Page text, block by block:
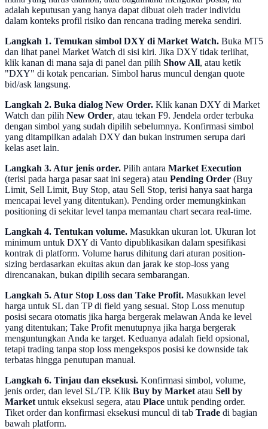
adalah keputusan yang hanya dapat dibuat oleh trader individu
dalam konteks profil risiko dan rencana trading mereka sendiri.
Langkah 1. Temukan simbol DXY di Market Watch. Buka MT5
dan lihat panel Market Watch di sisi kiri. Jika DXY tidak terlihat,
klik kanan di mana saja di panel dan pilih Show All, atau ketik
"DXY" di kotak pencarian. Simbol harus muncul dengan quote
bid/ask langsung.
Langkah 2. Buka dialog New Order. Klik kanan DXY di Market
Watch dan pilih New Order, atau tekan F9. Jendela order terbuka
dengan simbol yang sudah dipilih sebelumnya. Konfirmasi simbol
yang ditampilkan adalah DXY dan bukan instrumen serupa dari
kelas aset lain.
Langkah 3. Atur jenis order. Pilih antara Market Execution
(terisi pada harga pasar saat ini segera) atau Pending Order (Buy
Limit, Sell Limit, Buy Stop, atau Sell Stop, terisi hanya saat harga
mencapai level yang ditentukan). Pending order memungkinkan
positioning di sekitar level tanpa memantau chart secara real-time.
Langkah 4. Tentukan volume. Masukkan ukuran lot. Ukuran lot
minimum untuk DXY di Vanto dipublikasikan dalam spesifikasi
kontrak di platform. Volume harus dihitung dari aturan position-
sizing berdasarkan ekuitas akun dan jarak ke stop-loss yang
direncanakan, bukan dipilih secara sembarangan.
Langkah 5. Atur Stop Loss dan Take Profit. Masukkan level
harga untuk SL dan TP di field yang sesuai. Stop Loss menutup
posisi secara otomatis jika harga bergerak melawan Anda ke level
yang ditentukan; Take Profit menutupnya jika harga bergerak
menguntungkan Anda ke target. Keduanya adalah field opsional,
tetapi trading tanpa stop loss mengekspos posisi ke downside tak
terbatas hingga penutupan manual.
Langkah 6. Tinjau dan eksekusi. Konfirmasi simbol, volume,
jenis order, dan level SL/TP. Klik Buy by Market atau Sell by
Market untuk eksekusi segera, atau Place untuk pending order.
Tiket order dan konfirmasi eksekusi muncul di tab Trade di bagian
bawah platform.